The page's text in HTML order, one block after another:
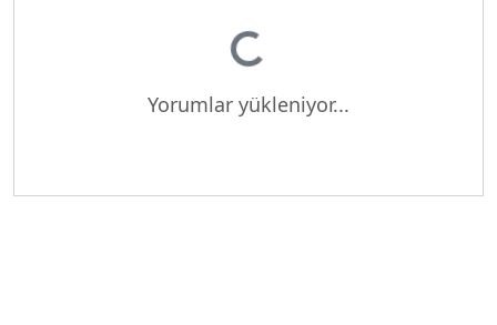
Yükleniyor...
Yorumlar yükleniyor...